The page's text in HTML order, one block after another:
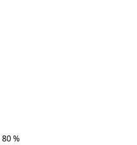
80%